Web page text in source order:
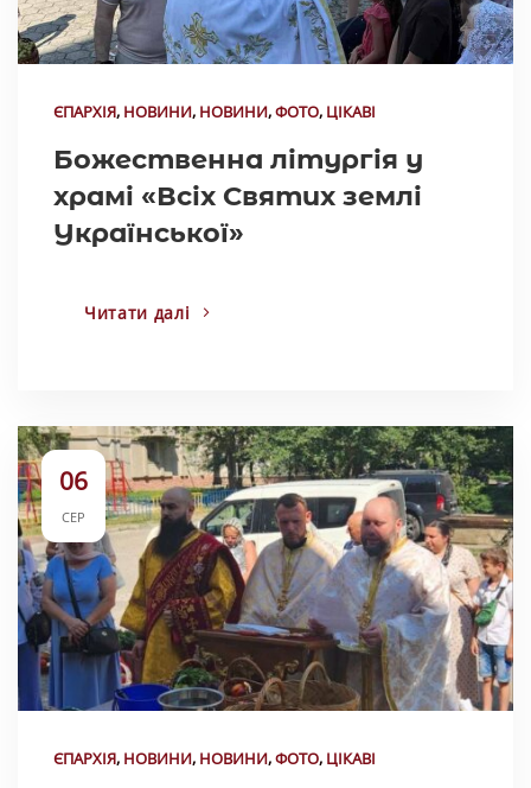
ЄПАРХІЯ, НОВИНИ, НОВИНИ,ФОТО, ЦІКАВІ
Божественна літургія у
храмі «Всіх Святих землі
Української»
Читати далі
06
СЕР
ЄПАРХІЯ, НОВИНИ, НОВИНИ,ФОТО, ЦІКАВІ